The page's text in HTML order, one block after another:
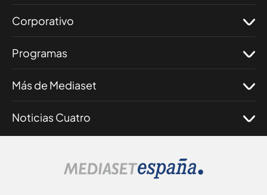
Corporativo
Programas
Más de Mediaset
Noticias Cuatro